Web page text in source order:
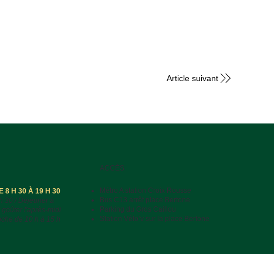
Article suivant
8 H 30 À 19 H 30
30 / Déjeuner à
goûter l'après-midi
de 10 h à 15 h
ACCÈS
Métro A station Croix Rousse
Bus C13 arrêt place Bertone
Parking du Gros Caillou
Station Vélo’v sur la place Bertone